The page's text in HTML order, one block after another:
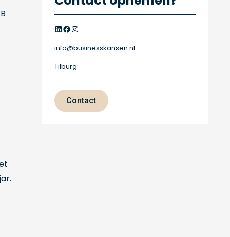
LinkedIn Facebook Instagram
info@businesskansen.nl
Tilburg
Contact